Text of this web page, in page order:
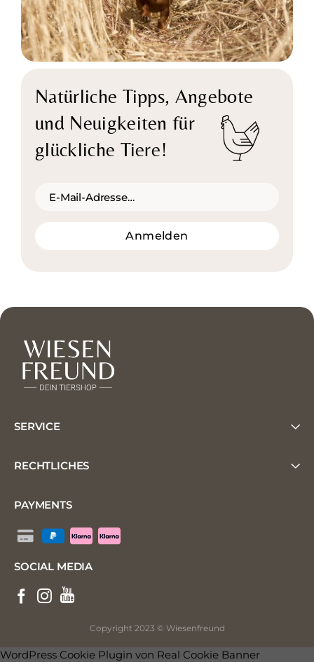
Natürliche Tipps, Angebote
und Neuigkeiten für
glückliche Tiere!
Anmelden
SERVICE
RECHTLICHES
PAYMENTS
SOCIAL MEDIA
Copyright 2023 © Wiesenfreund
WordPress Cookie Plugin von Real Cookie Banner